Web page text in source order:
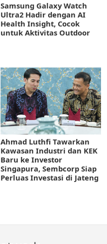
Samsung Galaxy Watch
Ultra2 Hadir dengan AI
Health Insight, Cocok
untuk Aktivitas Outdoor
Ahmad Luthfi Tawarkan
Kawasan Industri dan KEK
Baru ke Investor
Singapura, Sembcorp Siap
Perluas Investasi di Jateng